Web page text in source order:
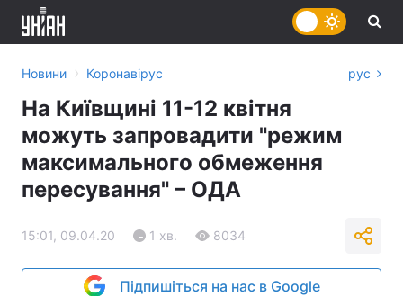
Новини › Коронавірус рус
На Київщині 11-12 квітня
можуть запровадити "режим
максимального обмеження
пересування" – ОДА
15:01, 09.04.20 1 хв. 8034
Підпишіться на нас в Google